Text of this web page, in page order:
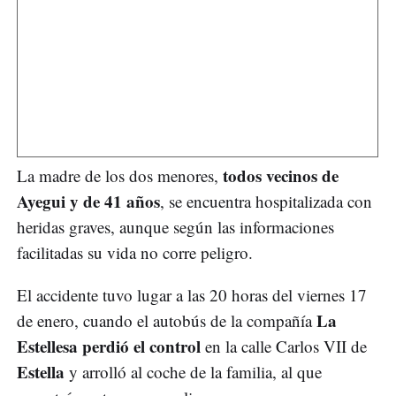
La madre de los dos menores, todos vecinos de
Ayegui y de 41 años, se encuentra hospitalizada con
heridas graves, aunque según las informaciones
facilitadas su vida no corre peligro.
El accidente tuvo lugar a las 20 horas del viernes 17
de enero, cuando el autobús de la compañíaLa
Estellesa perdió el control en la calle Carlos VII de
Estella y arrolló al coche de la familia, al que